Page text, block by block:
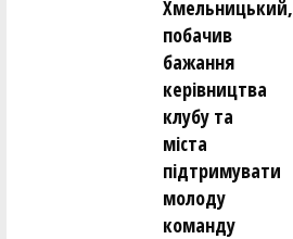
Хмельницький,
побачив
бажання
керівництва
клубу та
міста
підтримувати
молоду
команду